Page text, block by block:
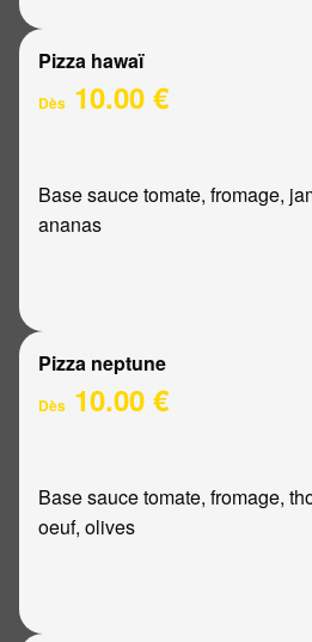
Pizza hawaï
Dès 10.00 €
Base sauce tomate, fromage,
ananas
Pizza neptune
Dès 10.00 €
Base sauce tomate, fromage,
oeuf, olives